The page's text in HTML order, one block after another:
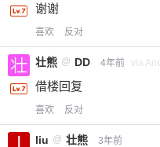
谢谢
喜欢 反对
壮熊 @ DD 4年前 via
借楼回复
喜欢 反对
liu @ 壮熊 3年前